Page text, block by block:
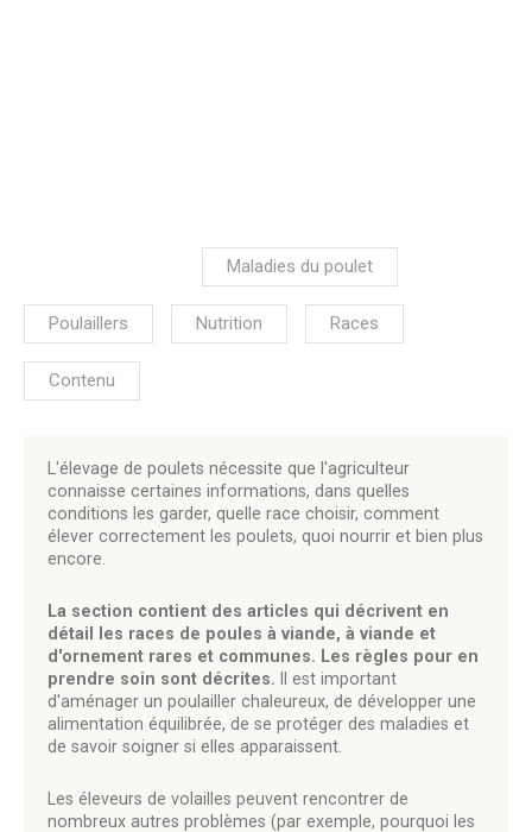
Maladies du poulet
Poulaillers Nutrition Races
Contenu
L'élevage de poulets nécessite que l'agriculteur
connaisse certaines informations, dans quelles
conditions les garder, quelle race choisir, comment
élever correctement les poulets, quoi nourrir et bien plus
encore.
La section contient des articles qui décrivent en
détail les races de poules à viande, à viande et
d'ornement rares et communes. Les règles pour en
prendre soin sont décrites. Il est important
d'aménager un poulailler chaleureux, de développer une
alimentation équilibrée, de se protéger des maladies et
de savoir soigner si elles apparaissent.
Les éleveurs de volailles peuvent rencontrer de
nombreux autres problèmes (par exemple, pourquoi les